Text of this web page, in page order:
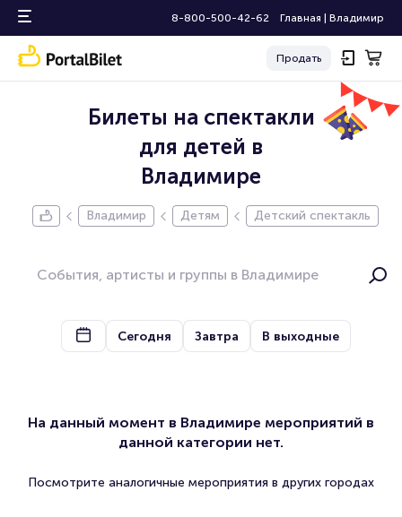
8-800-500-42-62 Главная Владимир
Продать
Билеты на спектакли
для детей в
Владимире
Владимир Детям Детский спектакль
Сегодня Завтра В выходные
На данный момент в Владимире мероприятий в
данной категории нет.
Посмотрите аналогичные мероприятия в других городах